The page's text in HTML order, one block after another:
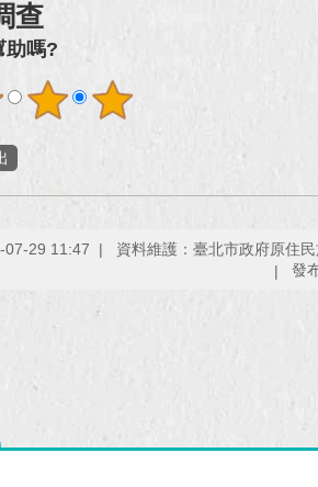
查
助嗎?
07-29 11:47 資料維護：臺北市政府原住
發